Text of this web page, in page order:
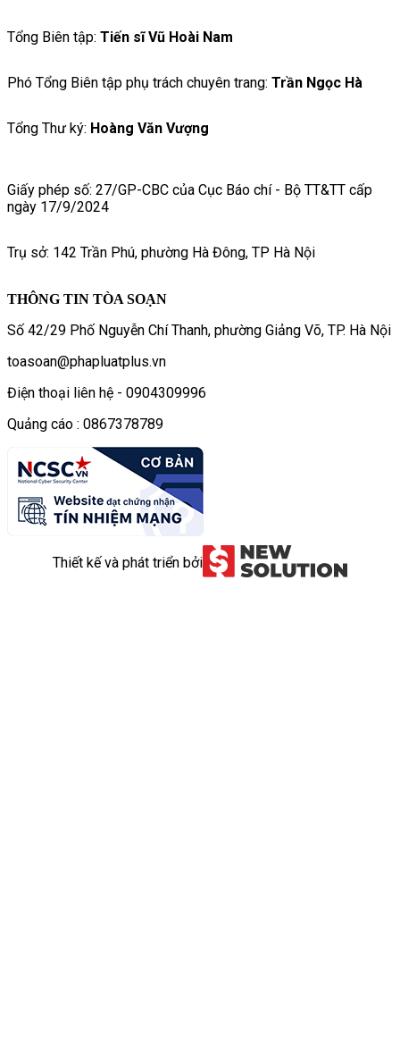
Tổng Biên tập: Tiến sĩ Vũ Hoài Nam
Phó Tổng Biên tập phụ trách chuyên trang: Trần Ngọc Hà
Tổng Thư ký: Hoàng Văn Vượng
Giấy phép số: 27/GP-CBC của Cục Báo chí - Bộ TT&TT cấp
ngày 17/9/2024
Trụ sở: 142 Trần Phú, phường Hà Đông, TP Hà Nội
THÔNG TIN TÒA SOẠN
Số 42/29 Phố Nguyễn Chí Thanh, phường Giảng Võ, TP. Hà Nội
toasoan@phapluatplus.vn
Điện thoại liên hệ - 0904309996
Quảng cáo : 0867378789
Thiết kế và phát triển bởi